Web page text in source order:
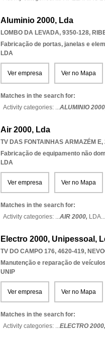
Aluminio 2000, Lda
LOMBO DA LEVADA, 9350-128,
Fabricação de portas, janelas e
LDA
Ver empresa Ver no Mapa
Matches in the search for:
Activity categories: ...ALUMINIO
Air 2000, Lda
TV DAS FONTAINHAS ARMAZÉM
Fabricação de equipamento não
LDA
Ver empresa Ver no Mapa
Matches in the search for:
Activity categories: ...AIR 2000, LDA...
Electro 2000, Unipessoal,
TV DO CAMPO 176, 4620-419,
Manutenção e reparação de
UNIP
Ver empresa Ver no Mapa
Matches in the search for:
Activity categories: ...ELECTRO 2000,